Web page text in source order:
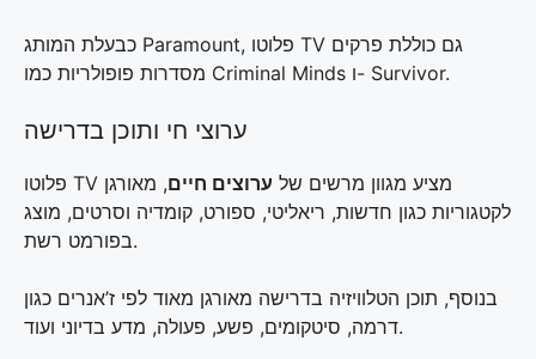
כבעלת המותג Paramount, פלוטו TV גם כוללת פרקים
מסדרות פופולריות כמו Criminal Minds ו- Survivor.
ערוצי חי ותוכן בדרישה
פלוטו TV מציע מגוון מרשים של ערוצים חיים, מאורגן
לקטגוריות כגון חדשות, ריאליטי, ספורט, קומדיה וסרטים, מוצג
בפורמט רשת.
בנוסף, תוכן הטלוויזיה בדרישה מאורגן מאוד לפי ז’אנרים כגון
דרמה, סיטקומים, פשע, פעולה, מדע בדיוני ועוד.